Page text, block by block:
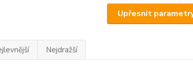
Upřesnit
Nejdražší